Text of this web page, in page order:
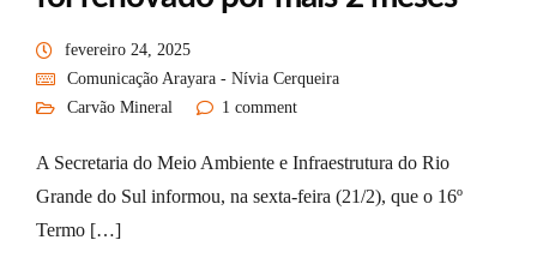
fevereiro 24, 2025
Comunicação Arayara - Nívia Cerqueira
Carvão Mineral
1 comment
A Secretaria do Meio Ambiente e Infraestrutura do Rio
Grande do Sul informou, na sexta-feira (21/2), que o 16º
Termo […]